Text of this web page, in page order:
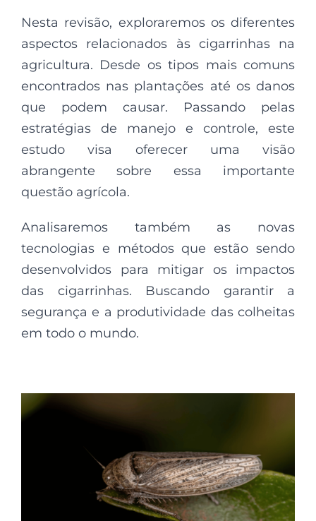
Nesta revisão, exploraremos os diferentes
aspectos relacionados às cigarrinhas na
agricultura. Desde os tipos mais comuns
encontrados nas plantações até os danos
que podem causar. Passando pelas
estratégias de manejo e controle, este
estudo visa oferecer uma visão
abrangente sobre essa importante
questão agrícola.
Analisaremos também as novas
tecnologias e métodos que estão sendo
desenvolvidos para mitigar os impactos
das cigarrinhas. Buscando garantir a
segurança e a produtividade das colheitas
em todo o mundo.